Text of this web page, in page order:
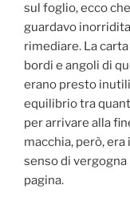
sul foglio, ecco
guardavo
rimediare. La
bordi e angoli di
erano presto
equilibrio tra
per arrivare alla
macchia, però, era
senso di
pagina.